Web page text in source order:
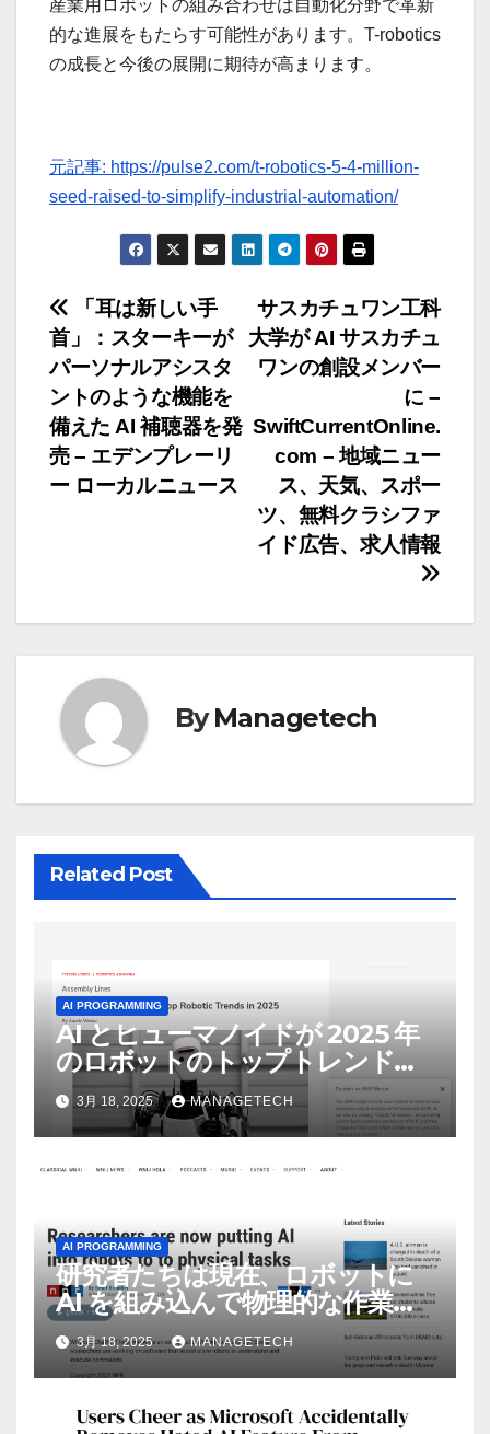
産業用ロボットの組み合わせは自動化分野で革新
的な進展をもたらす可能性があります。T-robotics
の成長と今後の展開に期待が高まります。
元記事: https://pulse2.com/t-robotics-5-4-million-
seed-raised-to-simplify-industrial-automation/
投
稿
ナ
ビ
ゲ
ョ
ン
サスカチュワン工科
大学が AI サスカチュ
ワンの創設メンバー
に –
SwiftCurrentOnline.
com – 地域ニュー
ス、天気、スポー
ツ、無料クラシファ
イド広告、求人情報
「耳は新しい手
首」：スターキーが
パーソナルアシスタ
ントのような機能を
備えた AI 補聴器を発
売 – エデンプレーリ
ー ローカルニュース
ByManagetech
Related Post
AI PROGRAMMING
AI とヒューマノイドが 2025 年
のロボットのトップトレンドに |
ASSEMBLY
3月 18, 2025 MANAGETECH
AI PROGRAMMING
研究者たちは現在、ロボットに
AI を組み込んで物理的な作業を
実行させている | ノーザン パブ
リック ラジオ: WNIJ および
WNIU
3月 18, 2025 MANAGETECH